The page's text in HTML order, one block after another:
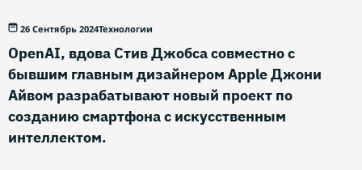
26 Сентябрь 2024Технологии
OpenAI, вдова Стив Джобса совместно с
бывшим главным дизайнером Apple Джони
Айвом разрабатывают новый проект по
созданию смартфона с искусственным
интеллектом.